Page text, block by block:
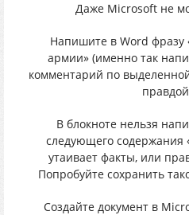
Даже Microsoft не
Напишите в Word фразу
армии» (именно так
комментарий по
В блокноте нельзя
следующего содержания
утаивает факты, или
Попробуйте сохранить
Создайте документ в